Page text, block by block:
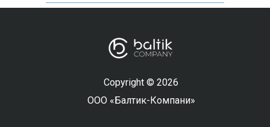
Copyright © 2026
ООО «Балтик-Компани»